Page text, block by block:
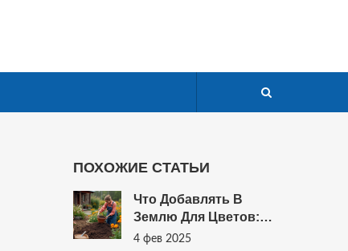
ПОХОЖИЕ СТАТЬИ
Что Добавлять В
Землю Для Цветов:
Секреты Удачного
4 фев 2025